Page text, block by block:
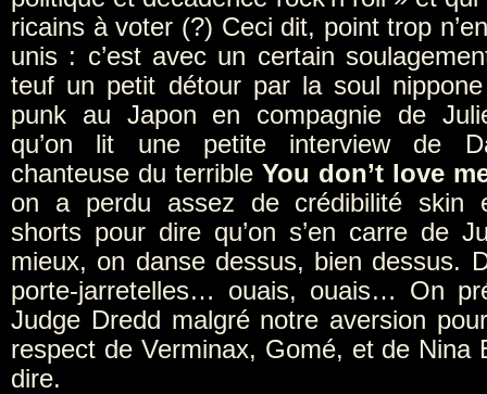
ricains à voter (?) Ceci dit, point trop
unis : c’est avec un certain
teuf un petit détour par la soul
punk au Japon en compagnie de
qu’on lit une petite interview de
chanteuse du terrible You don’t love
on a perdu assez de crédibilité skin
shorts pour dire qu’on s’en carre de
mieux, on danse dessus, bien dessus.
porte-jarretelles… ouais, ouais… On
Judge Dredd malgré notre aversion
respect de Verminax, Gomé, et de Nina
dire.